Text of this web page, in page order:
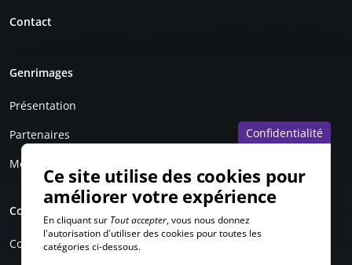
Contact
Genrimages
Présentation
Partenaires
Mentions légales
Compte personnel
Connexion
Confidentialité
Ce site utilise des cookies pour
améliorer votre expérience
En cliquant sur Tout accepter, vous nous donnez
l'autorisation d'utiliser des cookies pour toutes les
catégories ci-dessous.